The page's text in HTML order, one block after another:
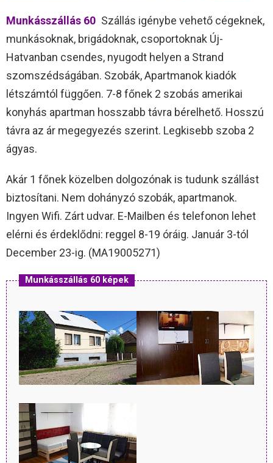
Munkásszállás 60 Szállás igénybe vehető cégeknek,
munkásoknak, brigádoknak, csoportoknak Új-
Hatvanban csendes, nyugodt helyen a Strand
szomszédságában. Szobák, Apartmanok kiadók
létszámtól függően. 7-8 főnek 2 szobás amerikai
konyhás apartman hosszabb távra bérelhető. Hosszú
távra az ár megegyezés szerint. Legkisebb szoba 2
ágyas.
Akár 1 főnek közelben dolgozónak is tudunk szállást
biztosítani. Nem dohányzó szobák, apartmanok.
Ingyen Wifi. Zárt udvar. E-Mailben és telefonon lehet
elérni és érdeklődni: reggel 8-19 óráig. Január 3-tól
December 23-ig. (MA19005271)
Munkásszállás 60 képek